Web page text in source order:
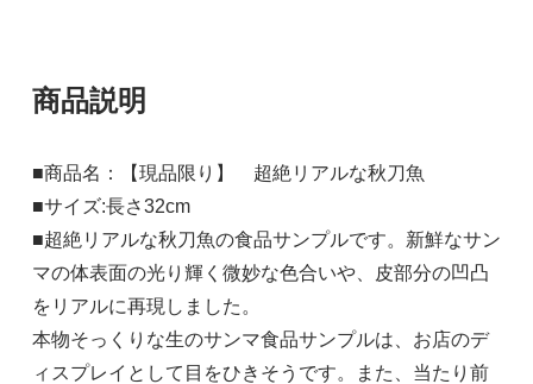
商品説明
■商品名：【現品限り】 超絶リアルな秋刀魚
■サイズ:長さ32cm
■超絶リアルな秋刀魚の食品サンプルです。新鮮なサン
マの体表面の光り輝く微妙な色合いや、皮部分の凹凸
をリアルに再現しました。
本物そっくりな生のサンマ食品サンプルは、お店のデ
ィスプレイとして目をひきそうです。また、当たり前